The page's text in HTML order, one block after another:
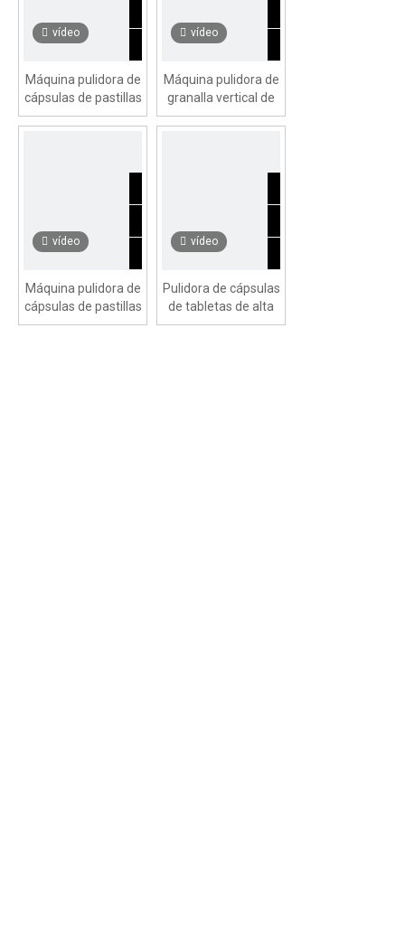
vídeo
Máquina pulidora de
cápsulas de pastillas
de 220 V de alta
vídeo
Máquina pulidora de
granalla vertical de
alta precisión JFP-B
vídeo
Máquina pulidora de
cápsulas de pastillas
sin escobillas de alta
vídeo
Pulidora de cápsulas
de tabletas de alta
precisión con